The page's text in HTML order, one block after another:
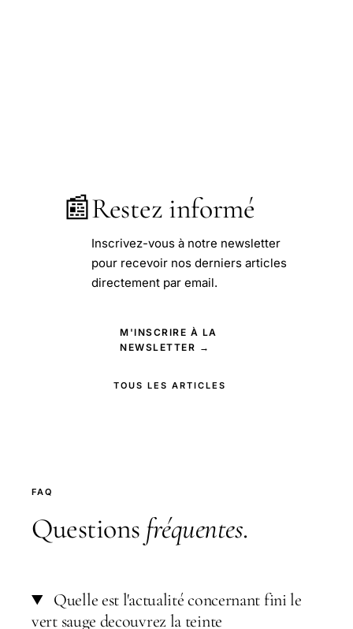
📰Restez informé
Inscrivez-vous à notre newsletter
pour recevoir nos derniers articles
directement par email.
M'INSCRIRE À LA
NEWSLETTER →
TOUS LES ARTICLES
FAQ
Questions fréquentes.
Quelle est l'actualité concernant fini le
vert sauge decouvrez la teinte